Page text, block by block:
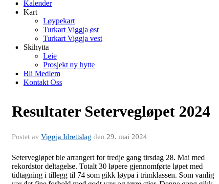
Kalender
Kart
Løypekart
Turkart Viggja øst
Turkart Viggja vest
Skihytta
Leie
Prosjekt ny hytte
Bli Medlem
Kontakt Oss
Resultater Setervegløpet 2024
Postet av Viggja Idrettslag den 29. mai 2024
Setervegløpet ble arrangert for tredje gang tirsdag 28. Mai med
rekordstor deltagelse. Totalt 30 løpere gjennomførte løpet med
tidtagning i tillegg til 74 som gikk løypa i trimklassen. Som vanlig